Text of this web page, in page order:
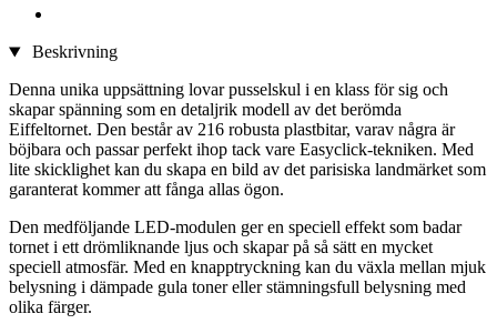
Beskrivning
Denna unika uppsättning lovar pusselskul i en klass för sig och
skapar spänning som en detaljrik modell av det berömda
Eiffeltornet. Den består av 216 robusta plastbitar, varav några är
böjbara och passar perfekt ihop tack vare Easyclick-tekniken. Med
lite skicklighet kan du skapa en bild av det parisiska landmärket som
garanterat kommer att fånga allas ögon.
Den medföljande LED-modulen ger en speciell effekt som badar
tornet i ett drömliknande ljus och skapar på så sätt en mycket
speciell atmosfär. Med en knapptryckning kan du växla mellan mjuk
belysning i dämpade gula toner eller stämningsfull belysning med
olika färger.